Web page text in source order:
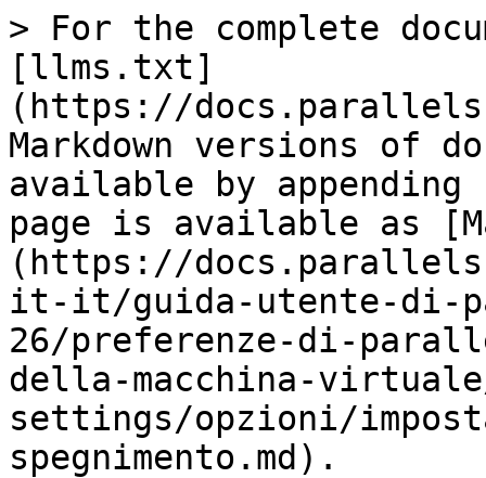
> For the complete
[llms.txt]
(https://
Markdown versions of
available by
page is available as
(https://
it-it/guida-utente-di-
26/preferenze-di-
della-macchina-
settings/opzioni/
spegnimento.md).